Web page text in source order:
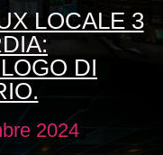
LOCALE 3
DI
2024